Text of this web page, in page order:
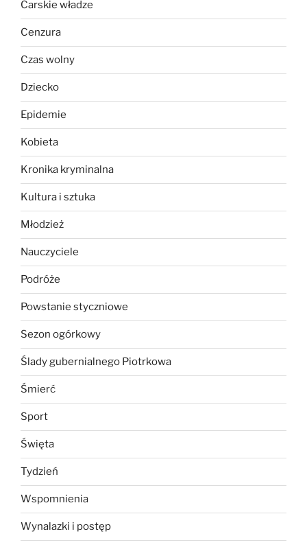
Carskie władze
Cenzura
Czas wolny
Dziecko
Epidemie
Kobieta
Kronika kryminalna
Kultura i sztuka
Młodzież
Nauczyciele
Podróże
Powstanie styczniowe
Sezon ogórkowy
Ślady gubernialnego Piotrkowa
Śmierć
Sport
Święta
Tydzień
Wspomnienia
Wynalazki i postęp